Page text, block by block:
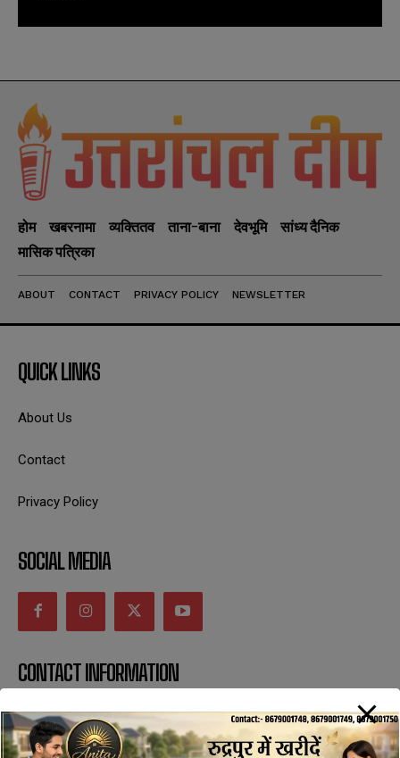
होम खबरनामा व्यक्तितव ताना-बाना देवभूमि
सांध्य दैनिक
मासिक पत्रिका
ABOUT CONTACT PRIVACY POLICY NEWSLETTER
QUICK LINKS
About Us
Contact
Privacy Policy
SOCIAL MEDIA
CONTACT INFORMATION
uttaranchaldeep.news@gmail.com